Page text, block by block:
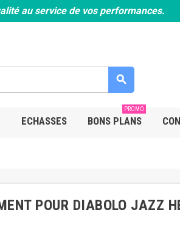
au service de vos performances.
search
ECHASSES BONS PLANS
PROMO
POUR DIABOLO JAZZ